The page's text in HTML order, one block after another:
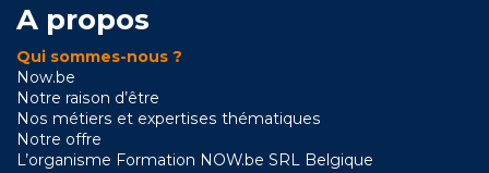
A propos
Qui sommes-nous ?
Now.be
Notre raison d’être
Nos métiers et expertises thématiques
Notre offre
L’organisme Formation NOW.be SRL Belgique